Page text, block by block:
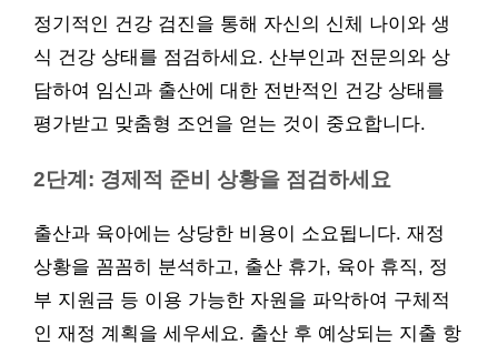
정기적인 건강 검진을 통해 자신의 신체 나이와 생
식 건강 상태를 점검하세요. 산부인과 전문의와 상
담하여 임신과 출산에 대한 전반적인 건강 상태를
평가받고 맞춤형 조언을 얻는 것이 중요합니다.
2단계: 경제적 준비 상황을 점검하세요
출산과 육아에는 상당한 비용이 소요됩니다. 재정
상황을 꼼꼼히 분석하고, 출산 휴가, 육아 휴직, 정
부 지원금 등 이용 가능한 자원을 파악하여 구체적
인 재정 계획을 세우세요. 출산 후 예상되는 지출 항